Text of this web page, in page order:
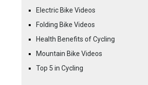
Electric Bike Videos
Folding Bike Videos
Health Benefits of Cycling
Mountain Bike Videos
Top 5 in Cycling